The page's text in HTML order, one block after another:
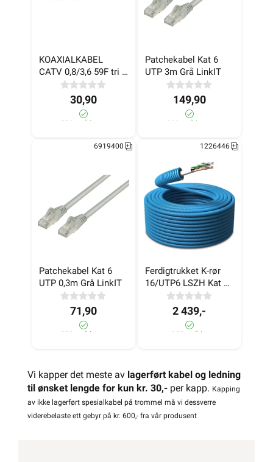
KOAXIALKABEL
CATV 0,8/3,6 59F tri
77% PVC
30,90
590+ på lager
Patchekabel Kat 6
UTP 3m Grå LinkIT
149,90
290+ på lager
Patchekabel Kat 6
UTP 0,3m Grå LinkIT
6919400
71,90
880+ på lager
Ferdigtrukket K-rør
16/UTP6 LSZH Kat 6
100m
1226446
2 439,-
>1 000+ på lager
Vi kapper det meste av lagerført kabel og ledning
til ønsket lengde for kun kr. 30,- per kapp. Kapping
av ikke lagerført spesialkabel på trommel må vi dessverre
viderebelaste ett gebyr på kr. 600,- fra vår produsent